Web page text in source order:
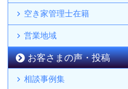
空き家管理士在籍
営業地域
お客さまの声・投稿
相談事例集